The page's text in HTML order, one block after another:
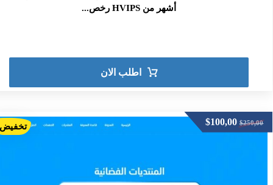
أشهر من HVIPS رخص...
اطلب الان
$250,00
$100,00